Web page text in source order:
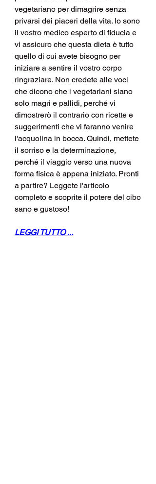
vegetariano per dimagrire senza
privarsi dei piaceri della vita. Io sono
il vostro medico esperto di fiducia e
vi assicuro che questa dieta è tutto
quello di cui avete bisogno per
iniziare a sentire il vostro corpo
ringraziare. Non credete alle voci
che dicono che i vegetariani siano
solo magri e pallidi, perché vi
dimostrerò il contrario con ricette e
suggerimenti che vi faranno venire
l'acquolina in bocca. Quindi, mettete
il sorriso e la determinazione,
perché il viaggio verso una nuova
forma fisica è appena iniziato. Pronti
a partire? Leggete l'articolo
completo e scoprite il potere del cibo
sano e gustoso!
LEGGI TUTTO ...